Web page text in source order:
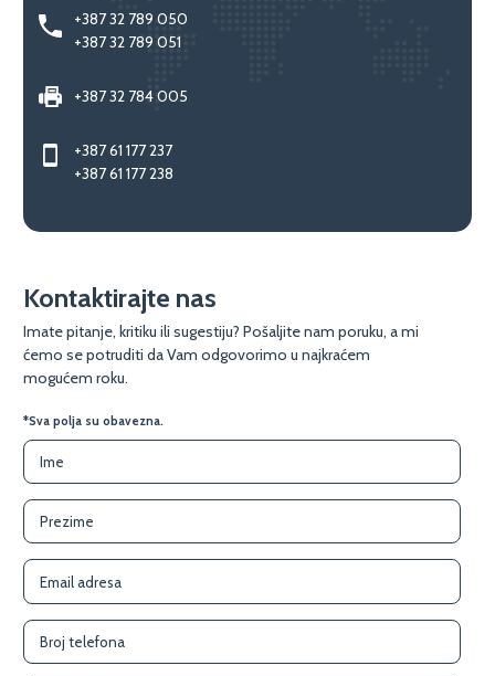
+387 32 789 050
+387 32 789 051
+387 32 784 005
+387 61 177 237
+387 61 177 238
Kontaktirajte nas
Imate pitanje, kritiku ili sugestiju? Pošaljite nam poruku, a mi
ćemo se potruditi da Vam odgovorimo u najkraćem
mogućem roku.
*Sva polja su obavezna.